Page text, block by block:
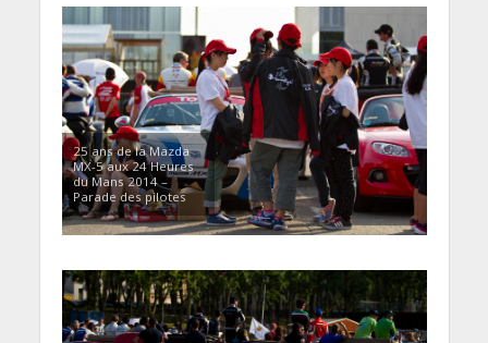
25 ans de la Mazda
MX-5 aux 24 Heures
du Mans 2014 –
Parade des pilotes